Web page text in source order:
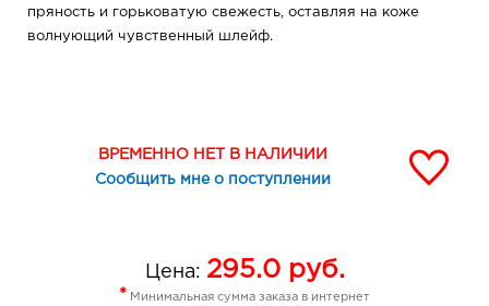
пряность и горьковатую свежесть, оставляя на коже
волнующий чувственный шлейф.
ВРЕМЕННО НЕТ В НАЛИЧИИ
Сообщить мне о поступлении
Цена: 295.0руб.
* Минимальная сумма заказа в интернет